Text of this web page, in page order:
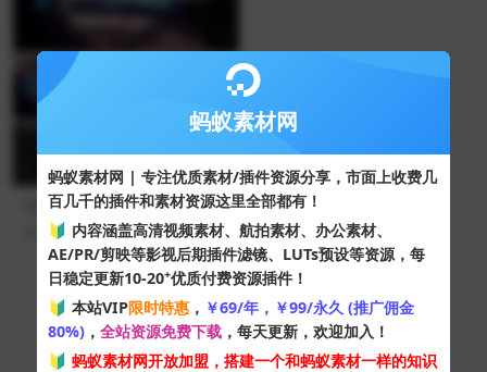
PR转场插件天花板!!PR剪辑师
必备 FilmImpact Premium V
ideo Effects v25.0.9 一键安
装版
368 10
Copyright © 2024蚂蚁素材网- 版权所有 All rights reserved.
粤ICP备19095528号
XML网站地图HTML网站地图 百度地图
SQL：43
Pages：0.38359s
蚂蚁素材网
蚂蚁素材网 | 专注优质素材/插件资源分享，市面上收费几
百几千的插件和素材资源这里全部都有！
🔰 内容涵盖高清视频素材、航拍素材、办公素材、
AE/PR/剪映等影视后期插件滤镜、LUTs预设等资源，每
日稳定更新10-20+优质付费资源插件！
🔰 本站VIP限时特惠 ， ￥69/年，￥99/永久 (推广佣金
80%) ， 全站资源免费下载 ，每天更新，欢迎加入！
🔰 蚂蚁素材网开放加盟，搭建一个和蚂蚁素材一样的知识